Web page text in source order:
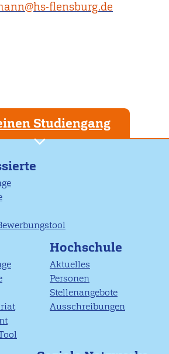
flensburg.de
Studiengang
Hochschule
Aktuelles
Personen
Stellenangebote
Ausschreibungen